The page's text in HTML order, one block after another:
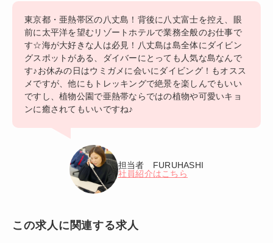
東京都・亜熱帯区の八丈島！背後に八丈富士を控え、眼
前に太平洋を望むリゾートホテルで業務全般のお仕事で
す☆海が大好きな人は必見！八丈島は島全体にダイビン
グスポットがある、ダイバーにとっても人気な島なんで
す♪お休みの日はウミガメに会いにダイビング！もオスス
メですが、他にもトレッキングで絶景を楽しんでもいい
ですし、植物公園で亜熱帯ならではの植物や可愛いキョ
ンに癒されてもいいですね♪
担当者 FURUHASHI
社員紹介はこちら
この求人に関連する求人